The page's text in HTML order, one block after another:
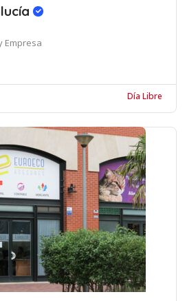
Empresa
Día Libre